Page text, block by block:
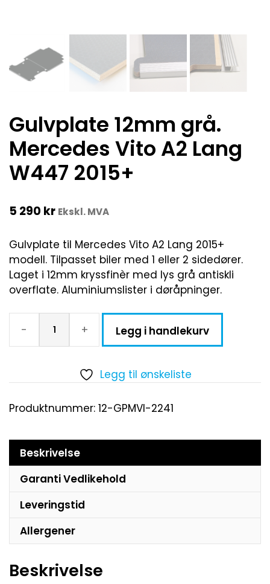
Gulvplate 12mm grå.
Mercedes Vito A2 Lang
W447 2015+
5 290 kr Ekskl. MVA
Gulvplate til Mercedes Vito A2 Lang 2015+
modell. Tilpasset biler med 1 eller 2 sidedører.
Laget i 12mm kryssfinèr med lys grå antiskli
overflate. Aluminiumslister i døråpninger.
- + Legg i handlekurv
Legg til ønskeliste
Produktnummer: 12-GPMVI-2241
Beskrivelse
Garanti Vedlikehold
Leveringstid
Allergener
Beskrivelse